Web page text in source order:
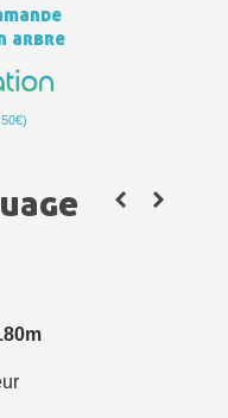
d'1 minute
des bons d'achat
commande
commande
arbre